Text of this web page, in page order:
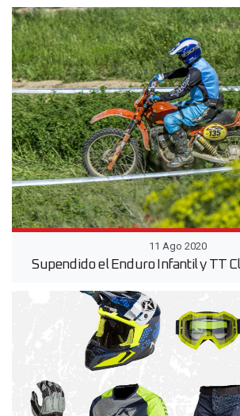
11 Ago 2020
Supendido el Enduro Infantil y TT